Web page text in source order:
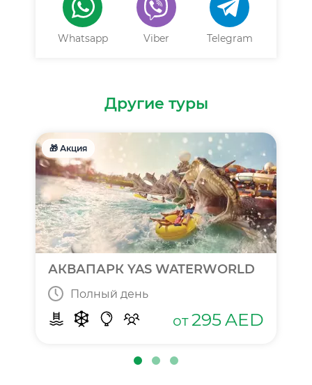
Whatsapp Viber Telegram
Другие туры
🎁 Акция
АКВАПАРК YAS WATERWORLD
Полный день
от 295AED